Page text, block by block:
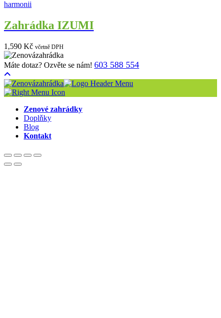
Zahrádka IZUMI
1,590 Kč včetně DPH
Máte dotaz? Ozvěte se nám! 603 588 554
Zenové zahrádky
Doplňky
Blog
Kontakt